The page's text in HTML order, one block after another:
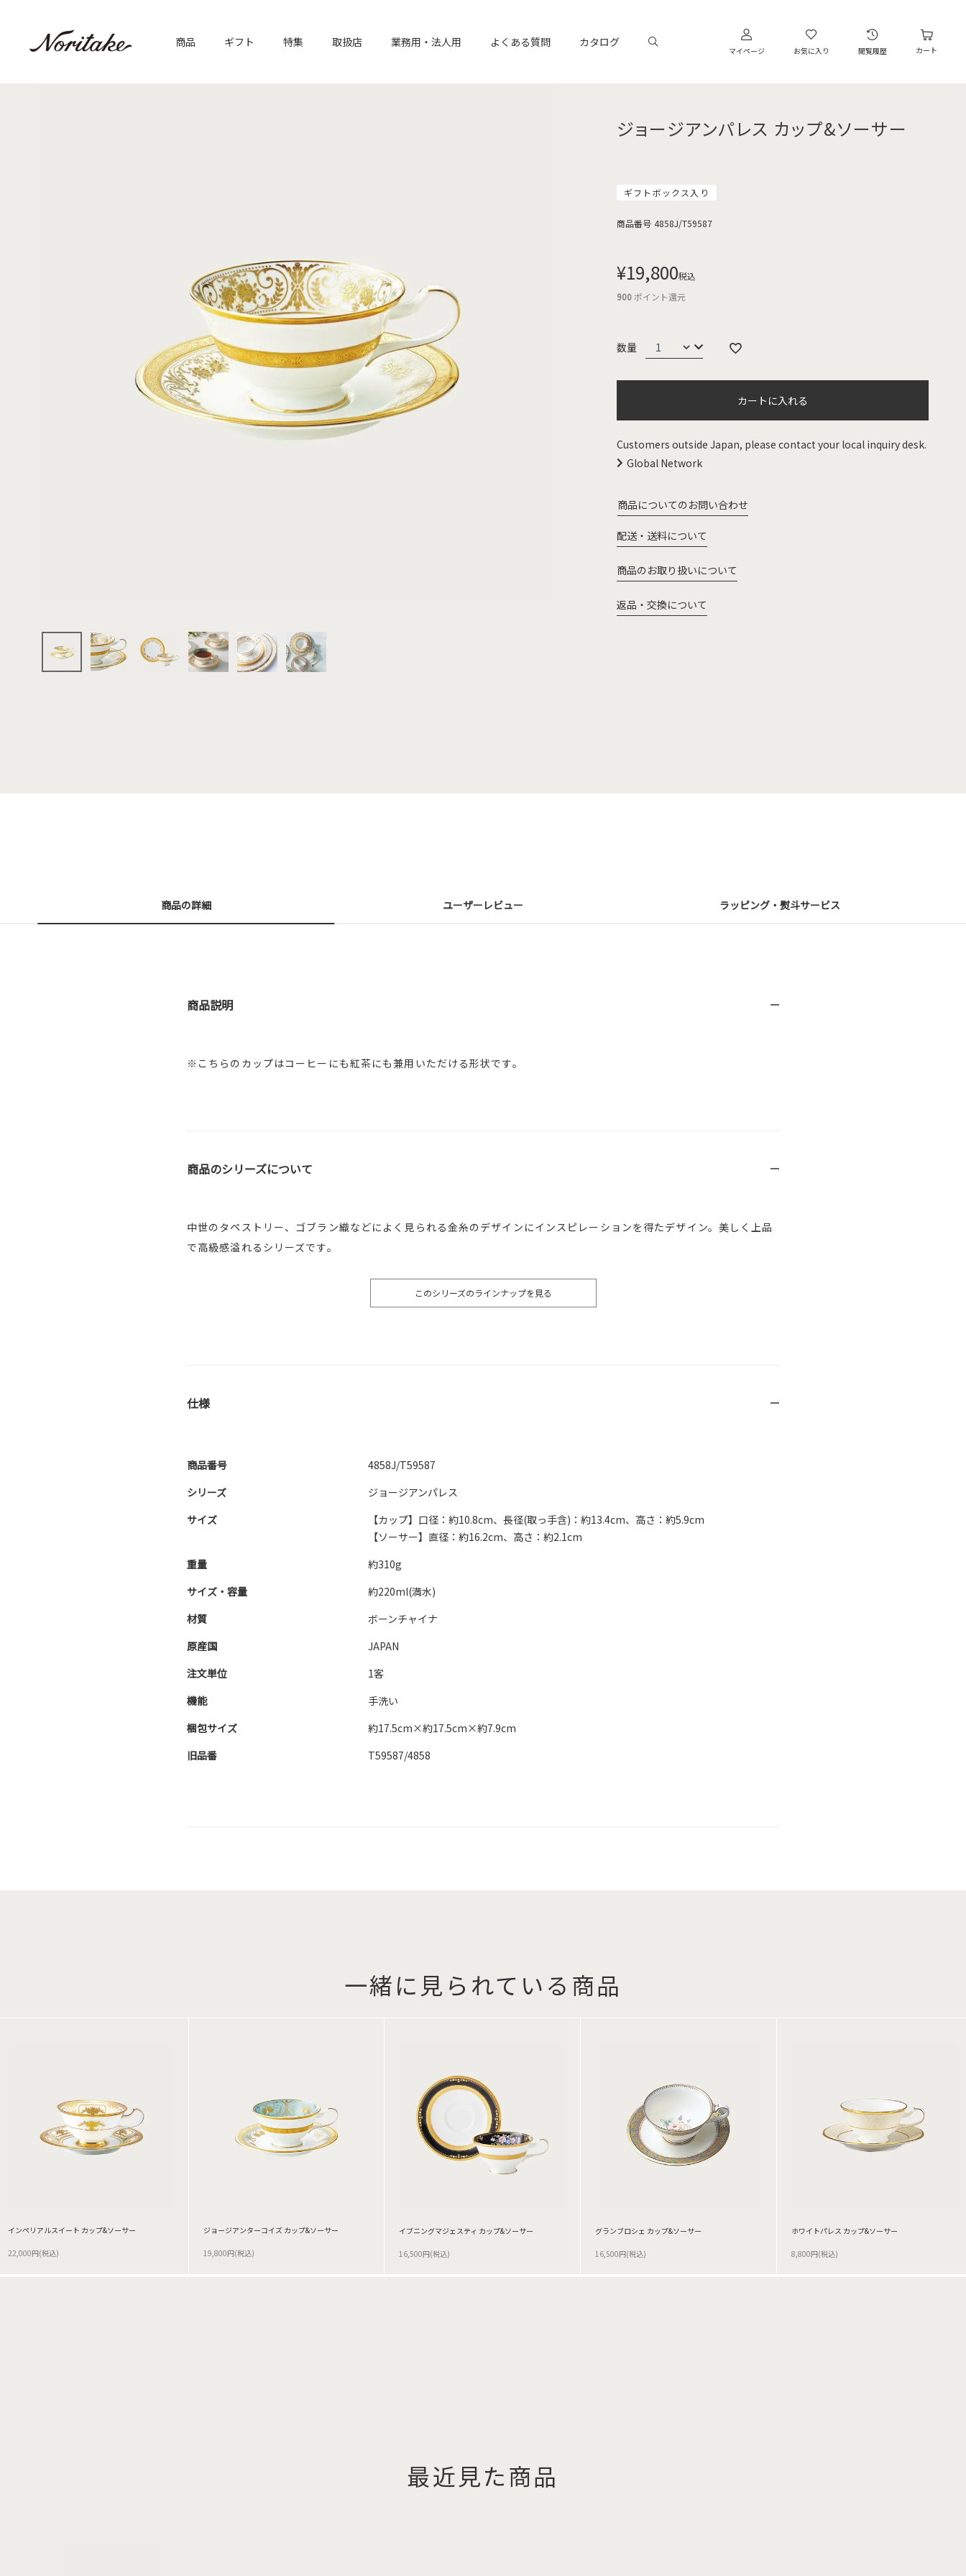
商品 ギフト 特集 取扱店 業務用・法人用 よくある質問 カタログ
マイページ お気に入り 閲覧履歴 カート
ジョージアンパレス カップ&ソーサー
ギフトボックス入り
商品番号 4858J/T59587
¥19,800税込
900ポイント還元
カートに入れる
Customers outside Japan, please contact your local inquiry desk.
Global Network
商品についてのお問い合わせ
配送・送料について
商品のお取り扱いについて
返品・交換について
商品の詳細 ユーザーレビュー ラッピング・熨斗サービス
商品説明
※こちらのカップはコーヒーにも紅茶にも兼用いただける形状です。
商品のシリーズについて
中世のタペストリー、ゴブラン織などによく見られる金糸のデザインにインスピレーションを得たデザイン。美しく上品
で高級感溢れるシリーズです。
このシリーズのラインナップを見る
仕様
商品番号
4858J/T59587
シリーズ
ジョージアンパレス
サイズ
【カップ】口径：約10.8cm、長径(取っ手含)：約13.4cm、高さ：約5.9cm
【ソーサー】直径：約16.2cm、高さ：約2.1cm
重量
約310g
サイズ・容量
約220ml(満水)
材質
ボーンチャイナ
原産国
JAPAN
注文単位
1客
機能
手洗い
梱包サイズ
約17.5cm×約17.5cm×約7.9cm
旧品番
T59587/4858
一緒に見られている商品
インペリアルスイート カップ&ソーサー
22,000円(税込)
ジョージアンターコイズ カップ&ソーサー
19,800円(税込)
イブニングマジェスティ カップ&ソーサー
16,500円(税込)
グランブロシェ カップ&ソーサー
16,500円(税込)
ホワイトパレス カップ&ソーサー
8,800円(税込)
最近見た商品